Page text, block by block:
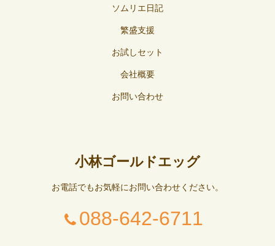
ソムリエ日記
繁盛支援
お試しセット
会社概要
お問い合わせ
小林ゴールドエッグ
お電話でもお気軽にお問い合わせください。
088-642-6711